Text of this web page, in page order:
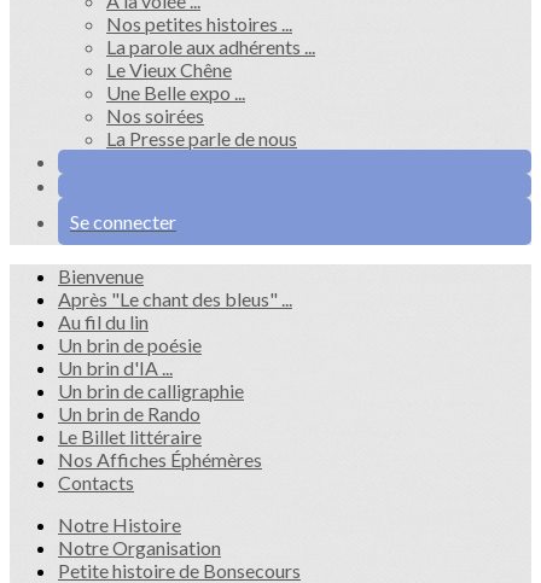
Nos petites histoires ...
La parole aux adhérents ...
Le Vieux Chêne
Une Belle expo ...
Nos soirées
La Presse parle de nous
Se connecter
Bienvenue
Après "Le chant des bleus" ...
Au fil du lin
Un brin de poésie
Un brin d'IA ...
Un brin de calligraphie
Un brin de Rando
Le Billet littéraire
Nos Affiches Éphémères
Contacts
Notre Histoire
Notre Organisation
Petite histoire de Bonsecours